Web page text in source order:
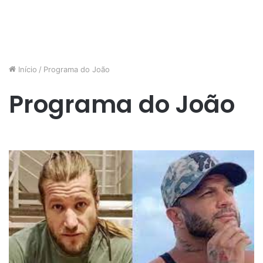
Início / Programa do João
Programa do João